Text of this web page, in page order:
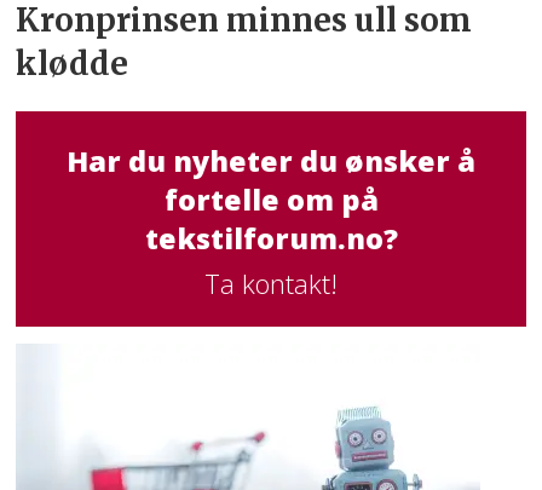
Kronprinsen minnes ull som
klødde
Har du nyheter du ønsker å
fortelle om på
tekstilforum.no?
Ta kontakt!